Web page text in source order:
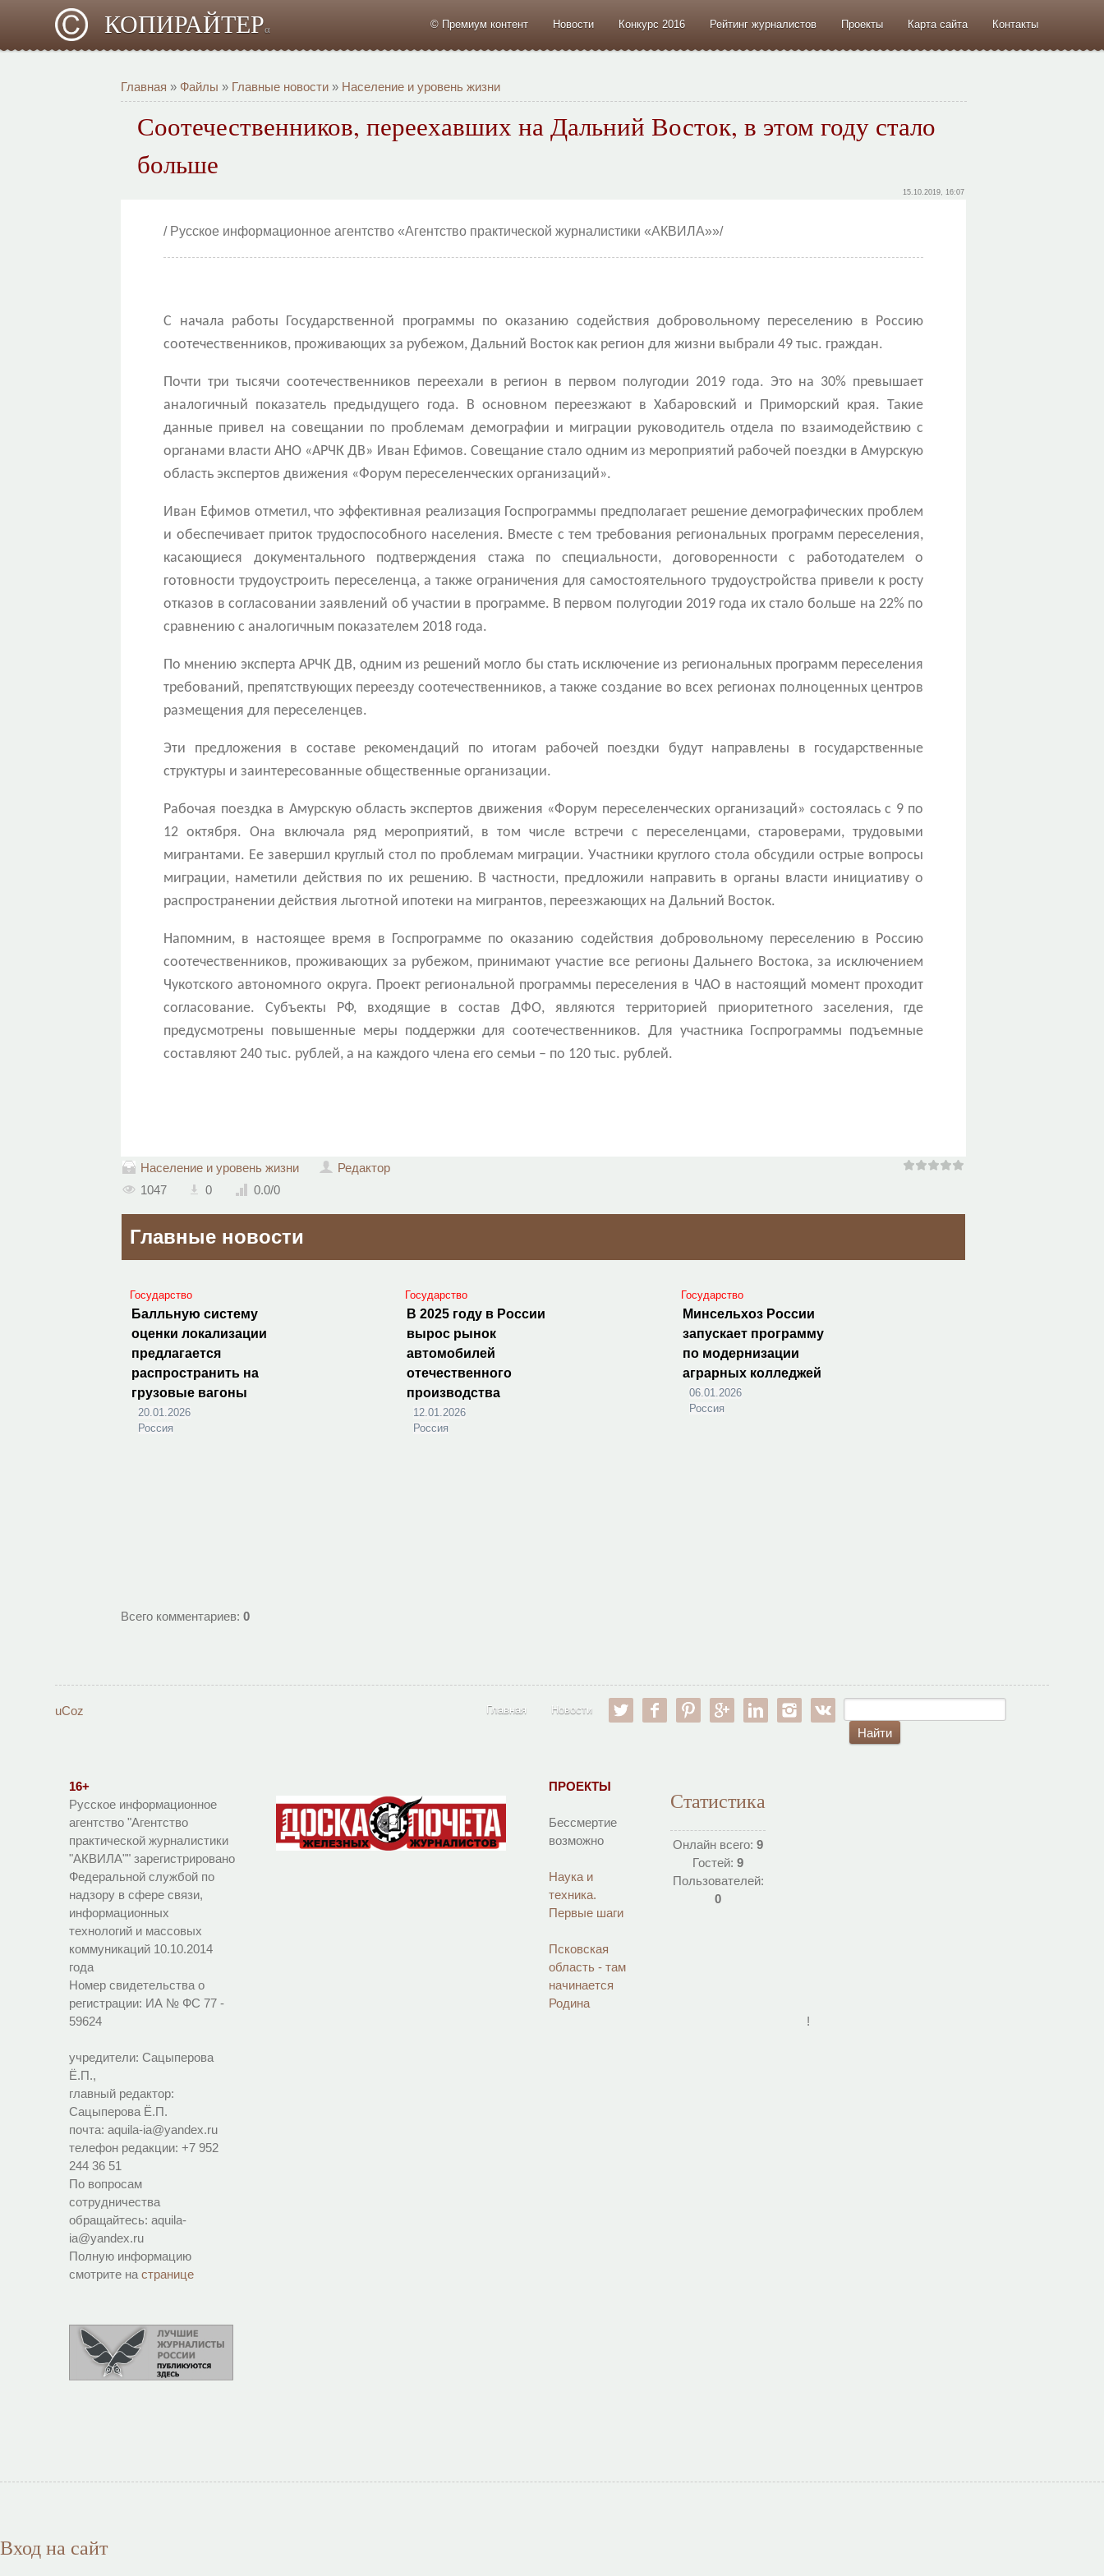
КОПИРАЙТЕРα © Премиум контент Новости Конкурс 2016 Рейтинг журналистов Проекты Карта сайта Контакты
Главная » Файлы » Главные новости » Население и уровень жизни
Соотечественников, переехавших на Дальний Восток, в этом году стало
больше
15.10.2019, 16:07
/ Русское информационное агентство «Агентство практической журналистики «АКВИЛА»»/
С начала работы Государственной программы по оказанию содействия добровольному переселению в Россию
соотечественников, проживающих за рубежом, Дальний Восток как регион для жизни выбрали 49 тыс. граждан.
Почти три тысячи соотечественников переехали в регион в первом полугодии 2019 года. Это на 30% превышает
аналогичный показатель предыдущего года. В основном переезжают в Хабаровский и Приморский края. Такие
данные привел на совещании по проблемам демографии и миграции руководитель отдела по взаимодействию с
органами власти АНО «АРЧК ДВ» Иван Ефимов. Совещание стало одним из мероприятий рабочей поездки в Амурскую
область экспертов движения «Форум переселенческих организаций».
Иван Ефимов отметил, что эффективная реализация Госпрограммы предполагает решение демографических проблем
и обеспечивает приток трудоспособного населения. Вместе с тем требования региональных программ переселения,
касающиеся документального подтверждения стажа по специальности, договоренности с работодателем о
готовности трудоустроить переселенца, а также ограничения для самостоятельного трудоустройства привели к росту
отказов в согласовании заявлений об участии в программе. В первом полугодии 2019 года их стало больше на 22% по
сравнению с аналогичным показателем 2018 года.
По мнению эксперта АРЧК ДВ, одним из решений могло бы стать исключение из региональных программ переселения
требований, препятствующих переезду соотечественников, а также создание во всех регионах полноценных центров
размещения для переселенцев.
Эти предложения в составе рекомендаций по итогам рабочей поездки будут направлены в государственные
структуры и заинтересованные общественные организации.
Рабочая поездка в Амурскую область экспертов движения «Форум переселенческих организаций» состоялась с 9 по
12 октября. Она включала ряд мероприятий, в том числе встречи с переселенцами, староверами, трудовыми
мигрантами. Ее завершил круглый стол по проблемам миграции. Участники круглого стола обсудили острые вопросы
миграции, наметили действия по их решению. В частности, предложили направить в органы власти инициативу о
распространении действия льготной ипотеки на мигрантов, переезжающих на Дальний Восток.
Напомним, в настоящее время в Госпрограмме по оказанию содействия добровольному переселению в Россию
соотечественников, проживающих за рубежом, принимают участие все регионы Дальнего Востока, за исключением
Чукотского автономного округа. Проект региональной программы переселения в ЧАО в настоящий момент проходит
согласование. Субъекты РФ, входящие в состав ДФО, являются территорией приоритетного заселения, где
предусмотрены повышенные меры поддержки для соотечественников. Для участника Госпрограммы подъемные
составляют 240 тыс. рублей, а на каждого члена его семьи – по 120 тыс. рублей.
Население и уровень жизни
Редактор
1047
0 0.0/0
Главные новости
Государство
Балльную систему
оценки локализации
предлагается
распространить на
грузовые вагоны
20.01.2026
Россия
Государство
В 2025 году в России
вырос рынок
автомобилей
отечественного
производства
12.01.2026
Россия
Государство
Минсельхоз России
запускает программу
по модернизации
аграрных колледжей
06.01.2026
Россия
Всего комментариев:0
uCoz twitter facebookpinterestgoogle-pllinkedin instagram
Главная Новости
16+
Русское информационное
агентство "Агентство
практической журналистики
"АКВИЛА"" зарегистрировано
Федеральной службой по
надзору в сфере связи,
информационных
технологий и массовых
коммуникаций 10.10.2014
года
Номер свидетельства о
регистрации: ИА № ФС 77 -
59624
учредители: Сацыперова
Ё.П.,
главный редактор:
Сацыперова Ё.П.
почта: aquila-ia@yandex.ru
телефон редакции: +7 952
244 36 51
По вопросам
сотрудничества
обращайтесь: aquila-
ia@yandex.ru
Полную информацию
смотрите настранице
ПРОЕКТЫ
Бессмертие
возможно
Наука и
техника.
Первые шаги
Псковская
область - там
начинается
Родина
Статистика
Онлайн всего:9
Гостей:9
Пользователей:
0
!
Вход на сайт